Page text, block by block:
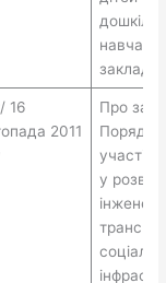
закладі
16
2011
Про
Порядку
участі
у